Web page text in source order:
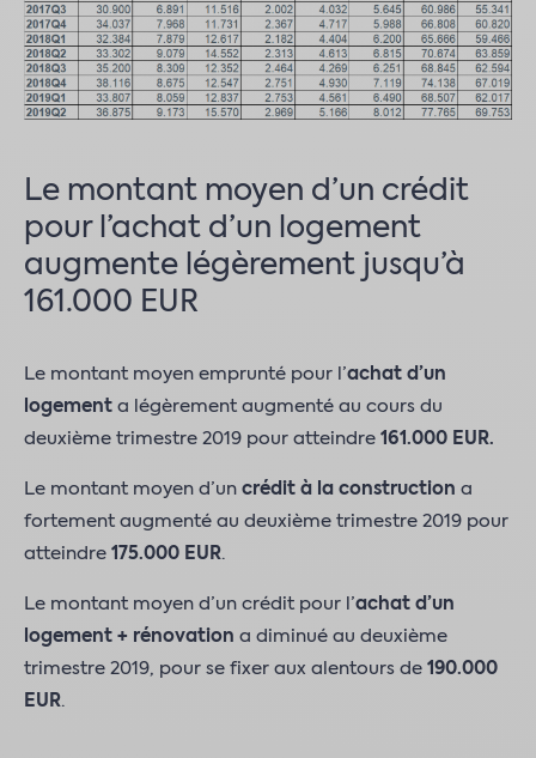
Le montant moyen d’un crédit
pour l’achat d’un logement
augmente légèrement jusqu’à
161.000 EUR
Le montant moyen emprunté pour l’achat d’un
logement a légèrement augmenté au cours du
deuxième trimestre 2019 pour atteindre 161.000 EUR.
Le montant moyen d’un crédit à la construction a
fortement augmenté au deuxième trimestre 2019 pour
atteindre 175.000 EUR.
Le montant moyen d’un crédit pour l’achat d’un
logement + rénovation a diminué au deuxième
trimestre 2019, pour se fixer aux alentours de 190.000
EUR.